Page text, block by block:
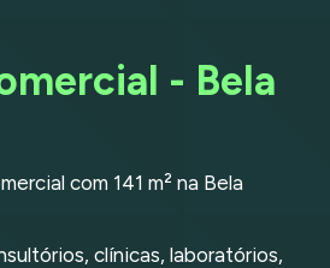
- Bela
com 141 m² na Bela
clínicas, laboratórios,